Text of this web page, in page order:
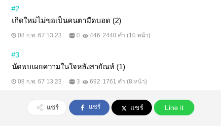
#2
เกิดใหม่ไม่ขอเป็นคนตามืดบอด (2)
08 ก.พ. 67 13:23 0 446 2440 คำ (10 หน้า)
#3
นัดพบเผยความในใจหลังสายัณห์ (1)
08 ก.พ. 67 13:23 3 692 1761 คำ (8 หน้า)
แชร์ แชร์ แชร์ Line it